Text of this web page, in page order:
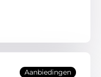
Aanbiedingen